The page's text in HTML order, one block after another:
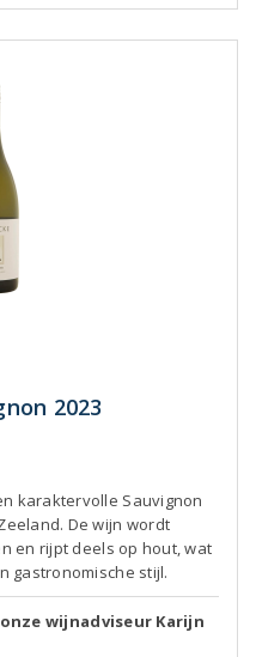
2023
karaktervolle Sauvignon
De wijn wordt
en rijpt deels op hout, wat
gastronomische stijl.
wijnadviseur Karijn